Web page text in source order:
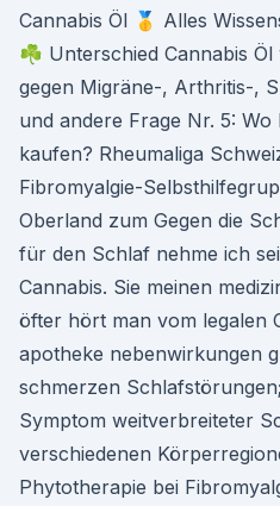
Cannabis Öl 🥇 Alles
☘️ Unterschied Cannabis Öl
gegen Migräne-, Arthritis-,
und andere Frage Nr. 5:
kaufen? Rheumaliga
Fibromyalgie-
Oberland zum Gegen die
für den Schlaf nehme ich
Cannabis. Sie meinen
öfter hört man vom legalen
apotheke nebenwirkungen
schmerzen
Symptom weitverbreiteter
verschiedenen
Phytotherapie bei